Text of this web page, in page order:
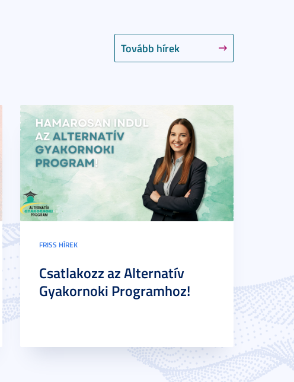
Tovább hírek
FRISS HÍREK
Csatlakozz az Alternatív
Gyakornoki Programhoz!